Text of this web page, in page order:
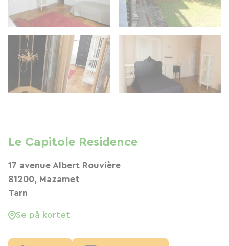
Le Capitole Residence
17 avenue Albert Rouvière
81200, Mazamet
Tarn
Se på kortet